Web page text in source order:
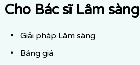
Cho Bác sĩ Lâm sàng
Giải pháp Lâm sàng
Bảng giá